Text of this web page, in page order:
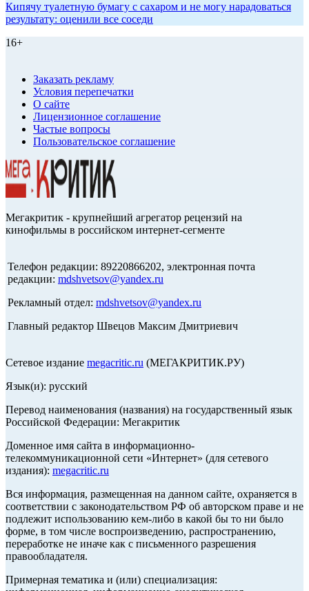
Кипячу туалетную бумагу с сахаром и не могу нарадоваться
результату: оценили все соседи
16+
Заказать рекламу
Условия перепечатки
О сайте
Лицензионное соглашение
Частые вопросы
Пользовательское соглашение
Мегакритик - крупнейший агрегатор рецензий на
кинофильмы в российском интернет-сегменте
Телефон редакции: 89220866202, электронная почта
редакции: mdshvetsov@yandex.ru
Рекламный отдел: mdshvetsov@yandex.ru
Главный редактор Швецов Максим Дмитриевич
Сетевое издание megacritic.ru (МЕГАКРИТИК.РУ)
Язык(и): русский
Перевод наименования (названия) на государственный язык
Российской Федерации: Мегакритик
Доменное имя сайта в информационно-
телекоммуникационной сети «Интернет» (для сетевого
издания): megacritic.ru
Вся информация, размещенная на данном сайте, охраняется в
соответствии с законодательством РФ об авторском праве и не
подлежит использованию кем-либо в какой бы то ни было
форме, в том числе воспроизведению, распространению,
переработке не иначе как с письменного разрешения
правообладателя.
Примерная тематика и (или) специализация: